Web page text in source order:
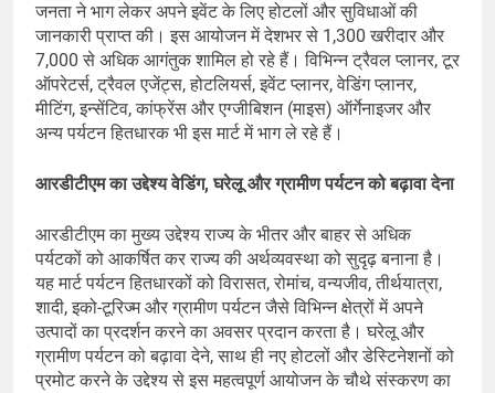
जनता ने भाग लेकर अपने इवेंट के लिए होटलों और सुविधाओं की
जानकारी प्राप्त की। इस आयोजन में देशभर से 1,300 खरीदार और
7,000 से अधिक आगंतुक शामिल हो रहे हैं। विभिन्न ट्रैवल प्लानर, टूर
ऑपरेटर्स, ट्रैवल एजेंट्स, होटलियर्स, इवेंट प्लानर, वेडिंग प्लानर,
मीटिंग, इन्सेंटिव, कांफ्रेंस और एग्जीबिशन (माइस) ऑर्गेनाइजर और
अन्य पर्यटन हितधारक भी इस मार्ट में भाग ले रहे हैं।
आरडीटीएम का उद्देश्य वेडिंग, घरेलू और ग्रामीण पर्यटन को बढ़ावा देना
आरडीटीएम का मुख्य उद्देश्य राज्य के भीतर और बाहर से अधिक
पर्यटकों को आकर्षित कर राज्य की अर्थव्यवस्था को सुदृढ़ बनाना है।
यह मार्ट पर्यटन हितधारकों को विरासत, रोमांच, वन्यजीव, तीर्थयात्रा,
शादी, इको-टूरिज्म और ग्रामीण पर्यटन जैसे विभिन्न क्षेत्रों में अपने
उत्पादों का प्रदर्शन करने का अवसर प्रदान करता है। घरेलू और
ग्रामीण पर्यटन को बढ़ावा देने, साथ ही नए होटलों और डेस्टिनेशनों को
प्रमोट करने के उद्देश्य से इस महत्वपूर्ण आयोजन के चौथे संस्करण का